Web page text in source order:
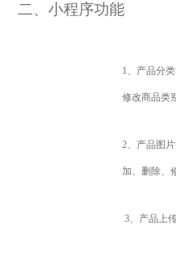
二、小程序功能
1、产品分
修改商品类
2、产品图
加、删除、
3、产品上